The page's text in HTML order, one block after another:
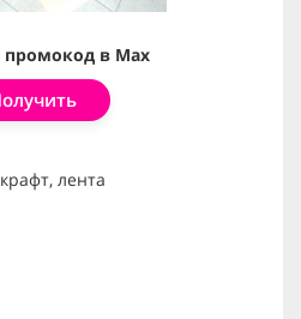
промокод в Max
лента